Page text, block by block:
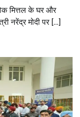
मित्तल के घर और
नरेंद्र मोदी पर […]